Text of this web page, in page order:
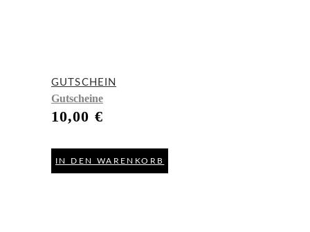
GUTSCHEIN
Gutscheine
10,00 €
IN DEN WARENKORB